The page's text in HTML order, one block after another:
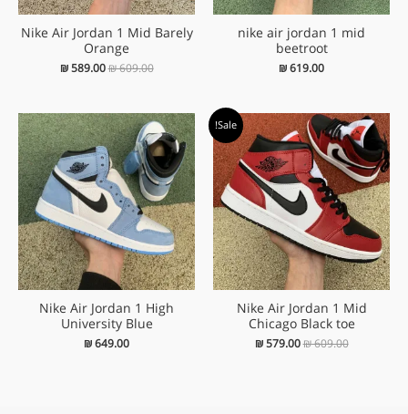
nike air jordan 1 mid
beetroot
₪619.00
Nike Air Jordan 1 Mid Barely
Orange
₪609.00
₪589.00
Sale!
Nike Air Jordan 1 Mid
Chicago Black toe
₪609.00
המחיר
המקורי
היה:
₪ 609.00.
₪579.00
המחיר
הנוכחי
הוא:
₪ 579.00.
Nike Air Jordan 1 High
University Blue
₪649.00